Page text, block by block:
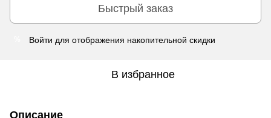
Быстрый заказ
Войти для отображения накопительной скидки
В избранное
Описание